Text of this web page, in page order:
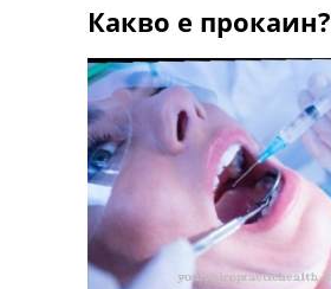
Какво е прокаин?